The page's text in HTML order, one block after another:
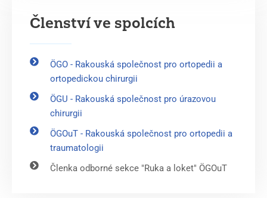
Členství ve spolcích
ÖGO - Rakouská společnost pro ortopedii a
ortopedickou chirurgii
ÖGU - Rakouská společnost pro úrazovou
chirurgii
ÖGOuT - Rakouská společnost pro ortopedii a
traumatologii
Členka odborné sekce "Ruka a loket" ÖGOuT